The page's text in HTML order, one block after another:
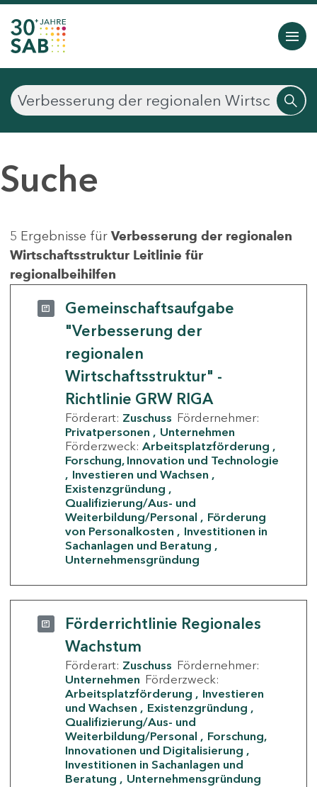
Suche
5 Ergebnisse für Verbesserung der regionalen
Wirtschaftsstruktur Leitlinie für
regionalbeihilfen
Gemeinschaftsaufgabe
"Verbesserung der
regionalen
Wirtschaftsstruktur" -
Richtlinie GRW RIGA
Förderart: Zuschuss Fördernehmer:
Privatpersonen
Unternehmen
Förderzweck: Arbeitsplatzförderung
Forschung, Innovation und Technologie
Investieren und Wachsen
Existenzgründung
Qualifizierung/Aus- und
Weiterbildung/Personal
Förderung
von Personalkosten
Investitionen in
Sachanlagen und Beratung
Unternehmensgründung
Förderrichtlinie Regionales
Wachstum
Förderart: Zuschuss Fördernehmer:
Unternehmen Förderzweck:
Arbeitsplatzförderung
Investieren
und Wachsen
Existenzgründung
Qualifizierung/Aus- und
Weiterbildung/Personal
Forschung,
Innovationen und Digitalisierung
Investitionen in Sachanlagen und
Beratung
Unternehmensgründung